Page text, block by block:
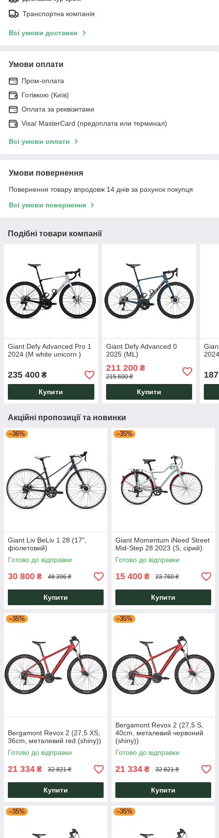
Транспортна компанія
Всі умови доставки
Умови оплати
Пром-оплата
Готівкою (Київ)
Оплата за реквізитами
Visa/ MasterCard (предоплата или терминал)
Всі умови оплати
Умови повернення
Повернення товару впродовж 14 днів за рахунок покупця
Всі умови повернення
Подібні товари компанії
Giant Defy Advanced Pro 1
2024 (M white unicorn )
235 400 ₴
Купити
Giant Defy Advanced 0
2025 (ML)
211 200₴
215 600 ₴
Купити
Акційні пропозиції та новинки
–36%
Giant Liv BeLiv 1 28 (17",
фіолетовий)
Готово до відправки
30 800 ₴ 48 396 ₴
Купити
–35%
Giant Momentum iNeed Street
Mid-Step 28 2023 (S, сірий)
Готово до відправки
15 400 ₴ 23 760 ₴
Купити
–35%
Bergamont Revox 2 (27,5 XS,
36cm, металевий red (shiny))
Готово до відправки
21 334 ₴ 32 821 ₴
Купити
–35%
Bergamont Revox 2 (27,5 S,
40cm, металевий червоний
(shiny))
Готово до відправки
21 334 ₴ 32 821 ₴
Купити
–35% –35%